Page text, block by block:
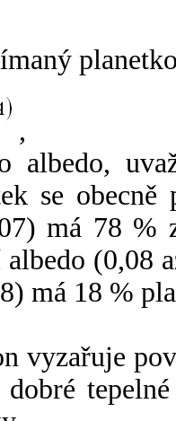
,
albedo,
se
má 78 %
(0,08
má 18 %
vyzařuje